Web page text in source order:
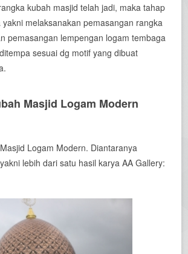
kubah masjid telah jadi, maka tahap
yakni melaksanakan pemasangan rangka
pemasangan lempengan logam tembaga
sesuai dg motif yang dibuat
Masjid Logam Modern
Logam Modern. Diantaranya
lebih dari satu hasil karya AA Gallery: